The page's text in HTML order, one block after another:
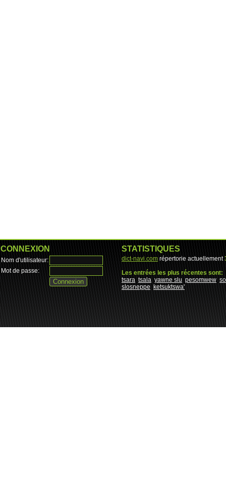
CONNEXION
Nom d'utilisateur:
Mot de passe:
STATISTIQUES
dict-navi.com répertorie actuellement
Les entrées les plus récentes sont:
tsara tsala yawne slu pesomwew
slosneppe
ketsuktswa'